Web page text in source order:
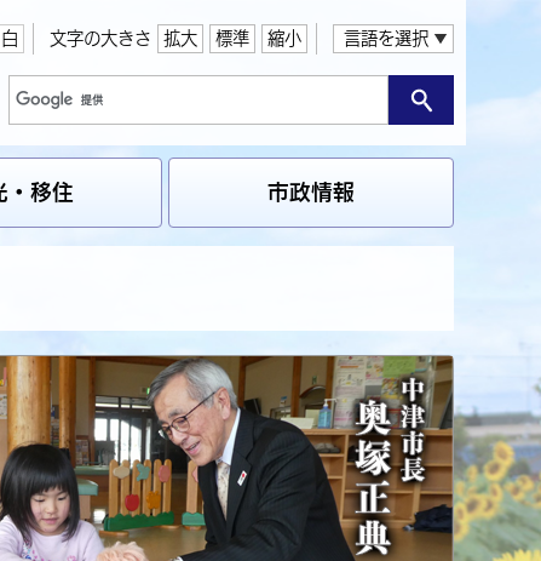
白 文字の大きさ 拡大 標準 縮小 言語を選択
・移住 市政情報